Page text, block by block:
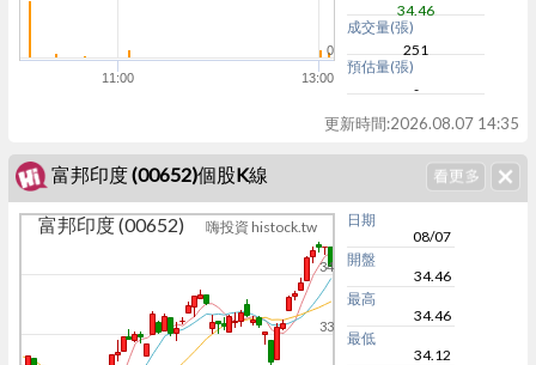
11:00 13:00
0
34.46
成交量(張)
251
預估量(張)
-
更新時間:2026.08.07 14:35
富邦印度 (00652)個股K線
富邦印度 (00652) 嗨投資 histock.tw
33
34
日期
08/07
開盤
34.46
最高
34.46
最低
34.12